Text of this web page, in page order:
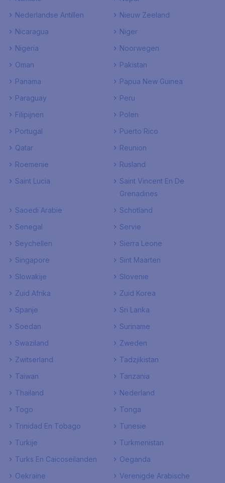
Nederlandse Antillen
Nieuw Zeeland
Nicaragua
Niger
Nigeria
Noorwegen
Oman
Pakistan
Panama
Papua New Guinea
Paraguay
Peru
Filipijnen
Polen
Portugal
Puerto Rico
Qatar
Reunion
Roemenie
Rusland
Saint Lucia
Saint Vincent En De
Grenadines
Saoedi Arabie
Schotland
Senegal
Servie
Seychellen
Sierra Leone
Singapore
Sint Maarten
Slowakije
Slovenie
Zuid Afrika
Zuid Korea
Spanje
Sri Lanka
Soedan
Suriname
Swaziland
Zweden
Zwitserland
Tadzjikistan
Taiwan
Tanzania
Thailand
Nederland
Togo
Tonga
Trinidad En Tobago
Tunesie
Turkije
Turkmenistan
Turks En Caicoseilanden
Oeganda
Oekraine
Verenigde Arabische